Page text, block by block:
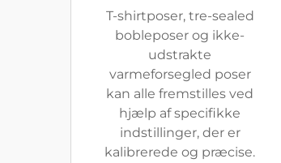
T-shirtposer, tre-sealed
bobleposer og ikke-
udstrakte
varmeforsegled poser
kan alle fremstilles ved
hjælp af specifikke
indstillinger, der er
kalibrerede og præcise.